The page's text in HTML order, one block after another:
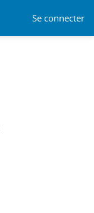
Se connecter